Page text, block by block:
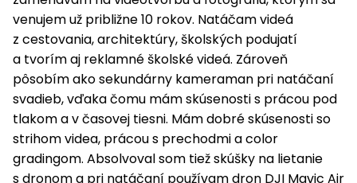
venujem už približne 10 rokov. Natáčam videá
z cestovania, architektúry, školských podujatí
a tvorím aj reklamné školské videá. Zároveň
pôsobím ako sekundárny kameraman pri natáčaní
svadieb, vďaka čomu mám skúsenosti s prácou pod
tlakom a v časovej tiesni. Mám dobré skúsenosti so
strihom videa, prácou s prechodmi a color
gradingom. Absolvoval som tiež skúšky na lietanie
s dronom a pri natáčaní používam dron DJI Mavic Air